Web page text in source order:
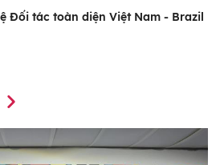
Đối tác toàn diện Việt Nam - Brazil